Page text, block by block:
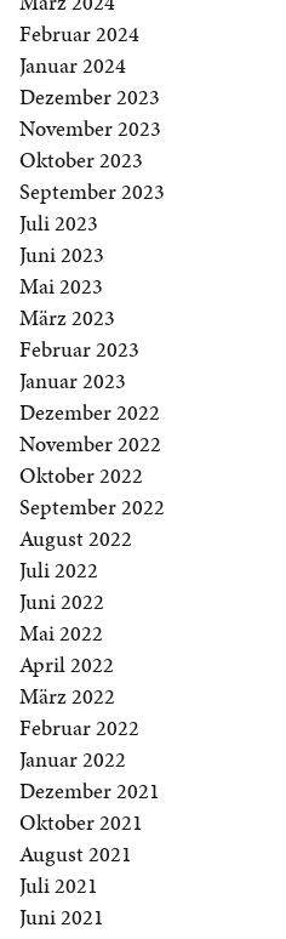
Februar 2024
Januar 2024
Dezember 2023
November 2023
Oktober 2023
September 2023
Juli 2023
Juni 2023
Mai 2023
März 2023
Februar 2023
Januar 2023
Dezember 2022
November 2022
Oktober 2022
September 2022
August 2022
Juli 2022
Juni 2022
Mai 2022
April 2022
März 2022
Februar 2022
Januar 2022
Dezember 2021
Oktober 2021
August 2021
Juli 2021
Juni 2021